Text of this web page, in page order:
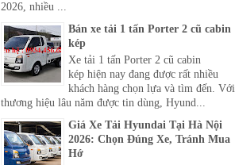
2026, nhiều ...
Bán xe tải 1 tấn Porter 2 cũ cabin
kép
Xe tải 1 tấn Porter 2 cũ cabin
kép hiện nay đang được rất nhiều
khách hàng chọn lựa và tìm đến. Với
thương hiệu lâu năm được tin dùng, Hyund...
Giá Xe Tải Hyundai Tại Hà Nội
2026: Chọn Đúng Xe, Tránh Mua
Hớ